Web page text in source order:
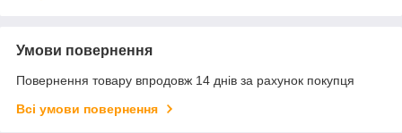
Умови повернення
Повернення товару впродовж 14 днів за рахунок покупця
Всі умови повернення